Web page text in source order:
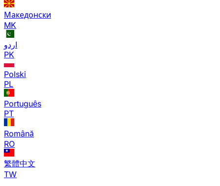
Македонски
MK
اردو
PK
Polski
PL
Português
PT
Română
RO
繁體中文
TW